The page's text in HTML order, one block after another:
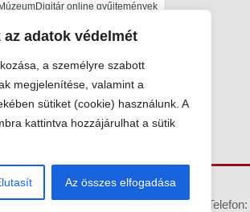
adatok védelmét
a személyre szabott
megjelenítése, valamint a
sütiket (cookie) használunk. A
kattintva hozzájárulhat a sütik
Az összes elfogadása
MúzeumDigitár online gyűjtemények
Települési Értéktár
Károly Múzeum Kalocsa
Kalocsa, Szent István király út 25. · Telefon: